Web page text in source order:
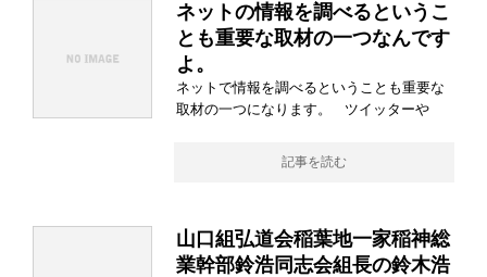
ネットの情報を調べるというこ
とも重要な取材の一つなんです
よ。
ネットで情報を調べるということも重要な
取材の一つになります。 ツイッターや
記事を読む
山口組弘道会稲葉地一家稲神総
業幹部鈴浩同志会組長の鈴木浩